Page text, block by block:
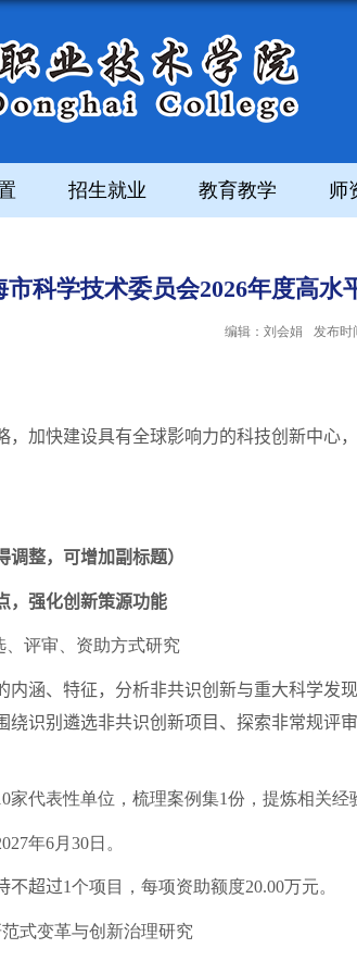
招生就业 教育教学 师
市科学技术委员会2026年度高
编辑：刘会娟 发布时
加快建设具有全球影响力的科技创新中心
整，可增加副标题）
强化创新策源功能
评审、资助方式研究
、特征，分析非共识创新与重大科学发
绕识别遴选非共识创新项目、探索非常规评
家代表性单位，梳理案例集1份，提炼相关经
年6月 30日。
不超过1个项目，每项资助额度20.00万元。
式变革与创新治理研究